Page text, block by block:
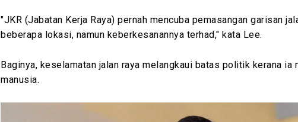
"JKR (Jabatan Kerja Raya) pernah mencuba pemasangan garisan
beberapa lokasi, namun keberkesanannya terhad," kata Lee.
Baginya, keselamatan jalan raya melangkaui batas politik kerana ia
manusia.